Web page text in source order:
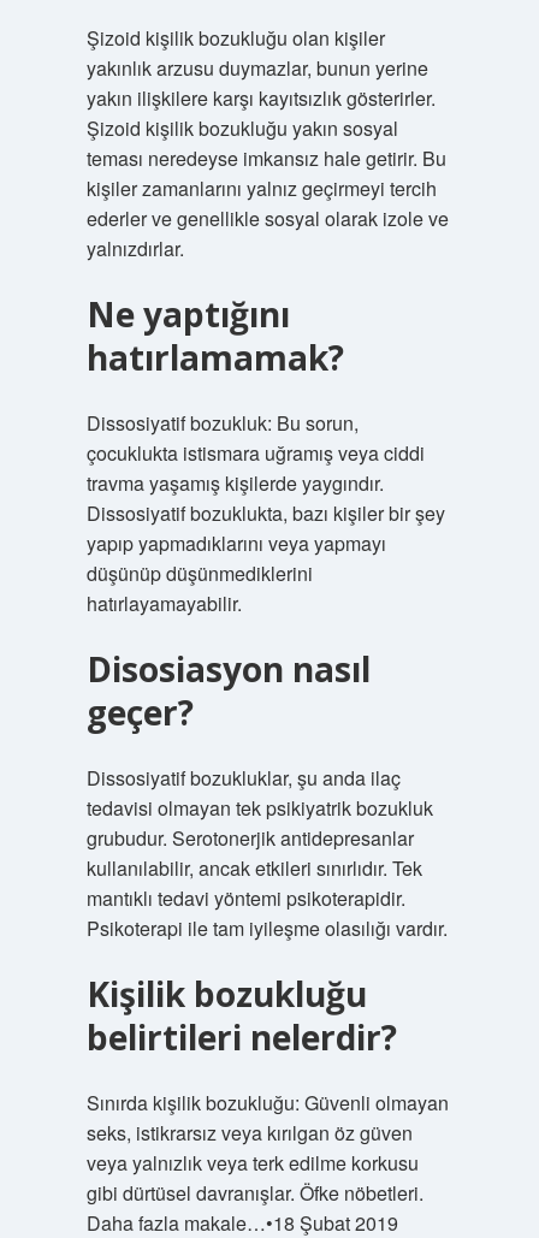
Şizoid kişilik bozukluğu olan kişiler
yakınlık arzusu duymazlar, bunun yerine
yakın ilişkilere karşı kayıtsızlık gösterirler.
Şizoid kişilik bozukluğu yakın sosyal
teması neredeyse imkansız hale getirir. Bu
kişiler zamanlarını yalnız geçirmeyi tercih
ederler ve genellikle sosyal olarak izole ve
yalnızdırlar.
Ne yaptığını
hatırlamamak?
Dissosiyatif bozukluk: Bu sorun,
çocuklukta istismara uğramış veya ciddi
travma yaşamış kişilerde yaygındır.
Dissosiyatif bozuklukta, bazı kişiler bir şey
yapıp yapmadıklarını veya yapmayı
düşünüp düşünmediklerini
hatırlayamayabilir.
Disosiasyon nasıl
geçer?
Dissosiyatif bozukluklar, şu anda ilaç
tedavisi olmayan tek psikiyatrik bozukluk
grubudur. Serotonerjik antidepresanlar
kullanılabilir, ancak etkileri sınırlıdır. Tek
mantıklı tedavi yöntemi psikoterapidir.
Psikoterapi ile tam iyileşme olasılığı vardır.
Kişilik bozukluğu
belirtileri nelerdir?
Sınırda kişilik bozukluğu: Güvenli olmayan
seks, istikrarsız veya kırılgan öz güven
veya yalnızlık veya terk edilme korkusu
gibi dürtüsel davranışlar. Öfke nöbetleri.
Daha fazla makale…•18 Şubat 2019